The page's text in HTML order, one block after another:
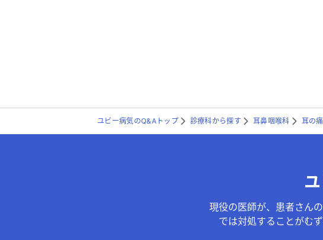
ユビー病気のQ&Aトップ 診療科から探す 耳鼻咽喉科 耳の
現役の医師が、患者さん
では対処することがむ